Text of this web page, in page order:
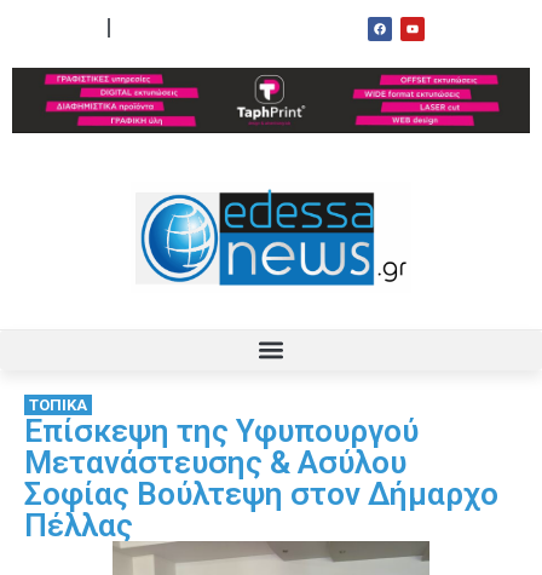
ΤΟΠΙΚΑ
Επίσκεψη της Υφυπουργού
Μετανάστευσης & Ασύλου
Σοφίας Βούλτεψη στον Δήμαρχο
Πέλλας